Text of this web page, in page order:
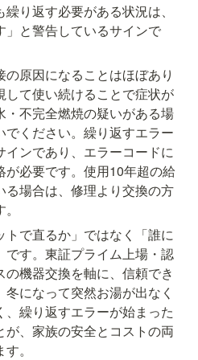
り返す必要がある状況は、
と警告しているサインで
原因になることはほぼあり
して使い続けることで症状が
不完全燃焼の疑いがある場
ください。繰り返すエラー
ンであり、エラーコードに
が必要です。使用10年超の給
場合は、修理より交換の方
で直るか」ではなく「誰に
す。東証プライム上場・認
機器交換を軸に、信頼でき
になって突然お湯が出なく
繰り返すエラーが始まった
、家族の安全とコストの両
。